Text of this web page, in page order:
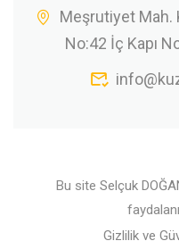
Meşrutiyet Mah.
No:42 İç Kapı
Bu site Selçuk
Gizlilik ve